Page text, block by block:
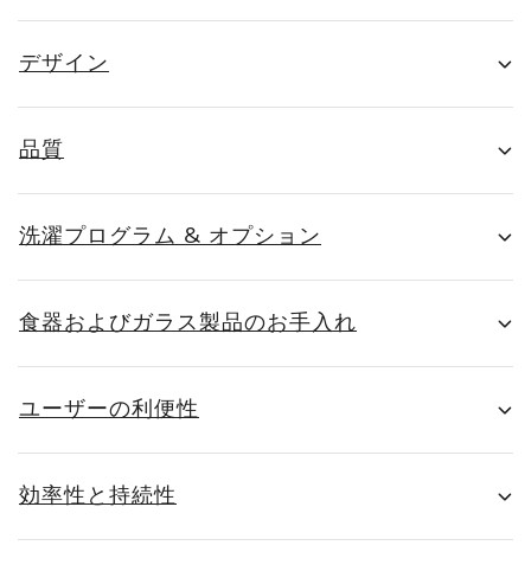
デザイン
品質
洗濯プログラム & オプション
食器およびガラス製品のお手入れ
ユーザーの利便性
効率性と持続性